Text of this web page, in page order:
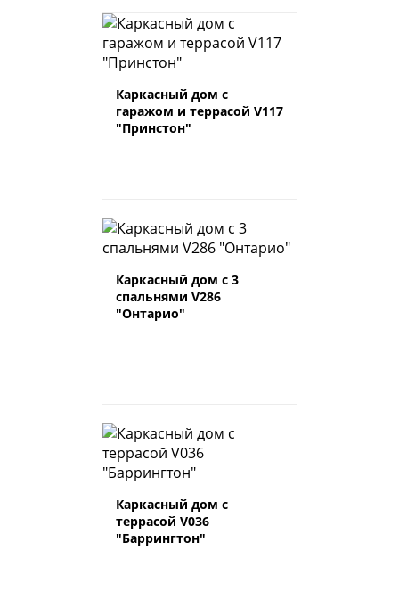
Каркасный дом с
гаражом и террасой V117
"Принстон"
Каркасный дом с 3
спальнями V286
"Онтарио"
Каркасный дом с
террасой V036
"Баррингтон"